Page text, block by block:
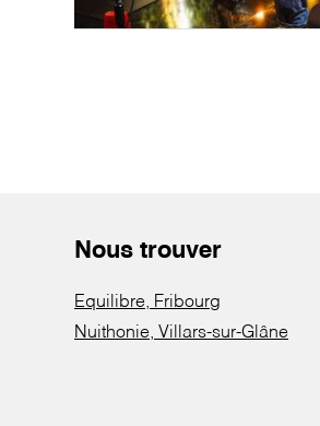
Nous trouver
Equilibre, Fribourg
Nuithonie, Villars-sur-Glâne